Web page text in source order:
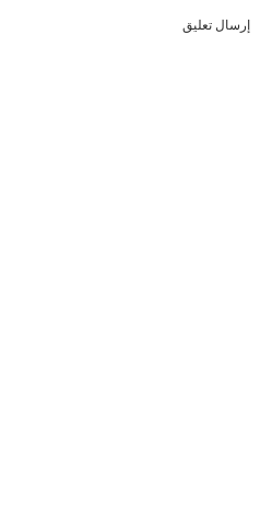
إرسال تعليق